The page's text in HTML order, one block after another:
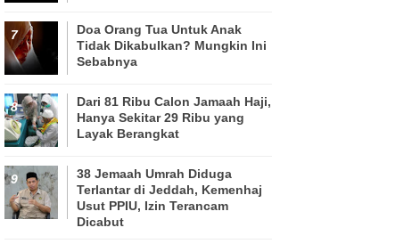
Doa Orang Tua Untuk Anak
Tidak Dikabulkan? Mungkin Ini
Sebabnya
Dari 81 Ribu Calon Jamaah Haji,
Hanya Sekitar 29 Ribu yang
Layak Berangkat
38 Jemaah Umrah Diduga
Terlantar di Jeddah, Kemenhaj
Usut PPIU, Izin Terancam
Dicabut